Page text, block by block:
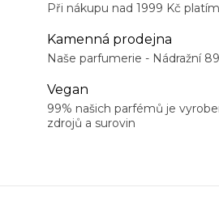
Při nákupu nad 1999 Kč
Kamenná prodejna
Naše parfumerie - Nádražní
Vegan
99% našich parfémů je
zdrojů a surovin